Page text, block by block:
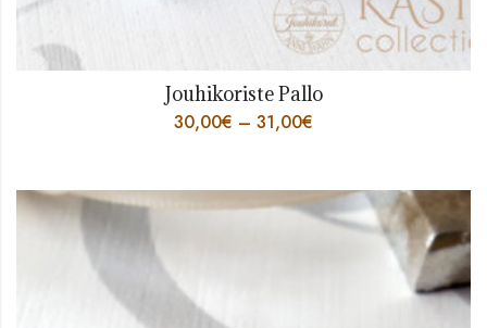
Jouhikoriste Pallo
30,00€ – 31,00€